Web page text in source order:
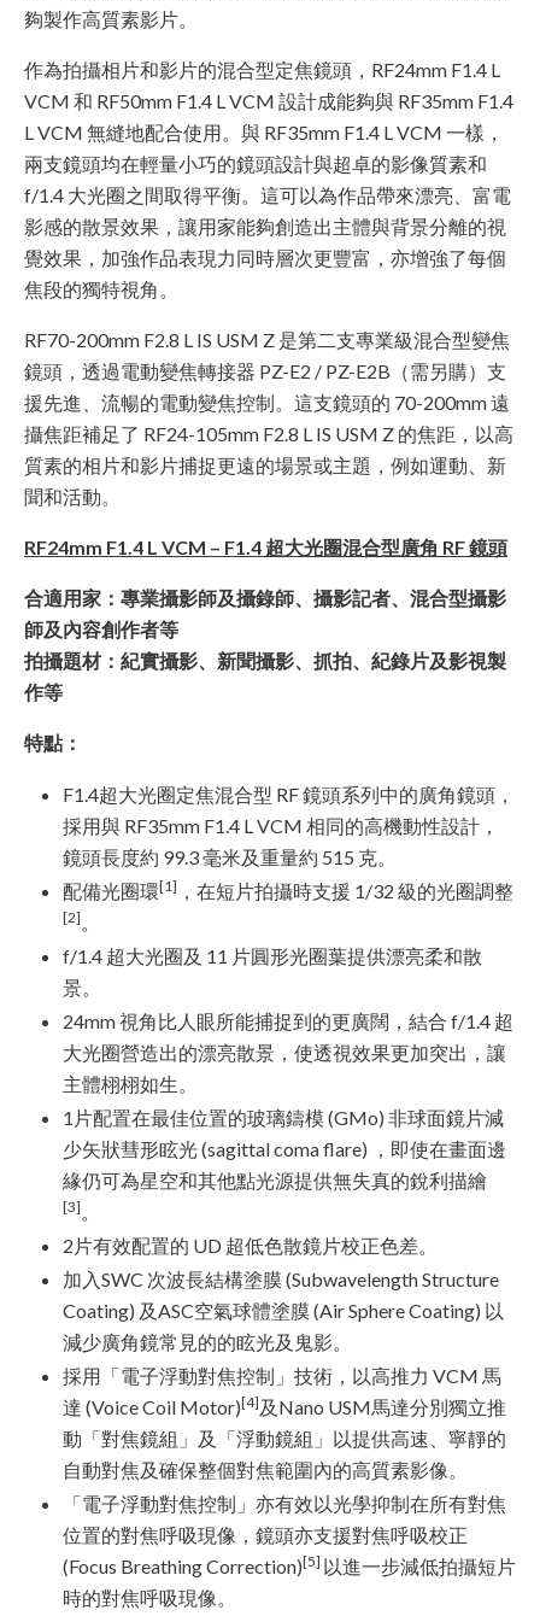
夠製作高質素影片。
作為拍攝相片和影片的混合型定焦鏡頭，RF24mm F1.4 L
VCM 和 RF50mm F1.4 L VCM 設計成能夠與 RF35mm F1.4
L VCM 無縫地配合使用。與 RF35mm F1.4 L VCM 一樣，
兩支鏡頭均在輕量小巧的鏡頭設計與超卓的影像質素和
f/1.4 大光圈之間取得平衡。這可以為作品帶來漂亮、富電
影感的散景效果，讓用家能夠創造出主體與背景分離的視
覺效果，加強作品表現力同時層次更豐富，亦增強了每個
焦段的獨特視角。
RF70-200mm F2.8 L IS USM Z 是第二支專業級混合型變焦
鏡頭，透過電動變焦轉接器 PZ-E2 / PZ-E2B（需另購）支
援先進、流暢的電動變焦控制。這支鏡頭的 70-200mm 遠
攝焦距補足了 RF24-105mm F2.8 L IS USM Z 的焦距，以高
質素的相片和影片捕捉更遠的場景或主題，例如運動、新
聞和活動。
RF24mm F1.4 L VCM – F1.4 超大光圈混合型廣角 RF 鏡頭
合適用家：專業攝影師及攝錄師、攝影記者、混合型攝影
師及內容創作者等
拍攝題材：紀實攝影、新聞攝影、抓拍、紀錄片及影視製
作等
特點：
F1.4超大光圈定焦混合型 RF 鏡頭系列中的廣角鏡頭，
採用與 RF35mm F1.4 L VCM 相同的高機動性設計，
鏡頭長度約 99.3 毫米及重量約 515 克。
配備光圈環[1] ，在短片拍攝時支援 1/32 級的光圈調整
[2] 。
f/1.4 超大光圈及 11 片圓形光圈葉提供漂亮柔和散
景。
24mm 視角比人眼所能捕捉到的更廣闊，結合 f/1.4 超
大光圈營造出的漂亮散景，使透視效果更加突出，讓
主體栩栩如生。
1片配置在最佳位置的玻璃鑄模 (GMo) 非球面鏡片減
少矢狀彗形眩光 (sagittal coma flare) ，即使在畫面邊
緣仍可為星空和其他點光源提供無失真的銳利描繪
[3] 。
2片有效配置的 UD 超低色散鏡片校正色差。
加入SWC 次波長結構塗膜 (Subwavelength Structure
Coating) 及ASC空氣球體塗膜 (Air Sphere Coating) 以
減少廣角鏡常見的的眩光及鬼影。
採用「電子浮動對焦控制」技術，以高推力 VCM 馬
達 (Voice Coil Motor)[4] 及Nano USM馬達分別獨立推
動「對焦鏡組」及「浮動鏡組」以提供高速、寧靜的
自動對焦及確保整個對焦範圍內的高質素影像。
「電子浮動對焦控制」亦有效以光學抑制在所有對焦
位置的對焦呼吸現像，鏡頭亦支援對焦呼吸校正
(Focus Breathing Correction)[5] 以進一步減低拍攝短片
時的對焦呼吸現像。